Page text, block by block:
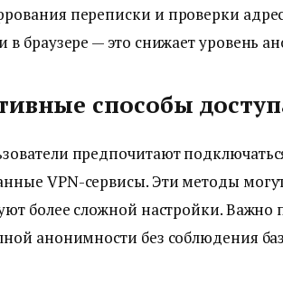
переписки и проверки
в браузере — это снижает уровень
способы
предпочитают
VPN-сервисы. Эти методы
более сложной настройки.
анонимности без соблюдения